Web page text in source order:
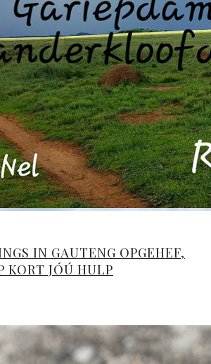
IN GAUTENG OPGEHEF,
KORT JÓÚ HULP